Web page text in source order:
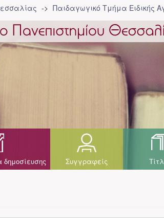
Παιδαγωγικό Τμήμα Ειδικής
Συγγραφείς